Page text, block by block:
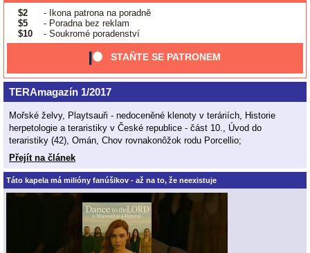
$2
- Ikona patrona na poradně
$5
- Poradna bez reklam
$10
- Soukromé poradenství
STAŇTE SE PATRONEM
TERAmagazín 1/2017
Mořské želvy, Playtsauři - nedoceněné klenoty v teráriích, Historie
herpetologie a teraristiky v České republice - část 10., Úvod do
teraristiky (42), Omán, Chov rovnakonôžok rodu Porcellio;
Přejít na článek
Táto kapela má milióny fanúšikov - až na to, že neexistuje